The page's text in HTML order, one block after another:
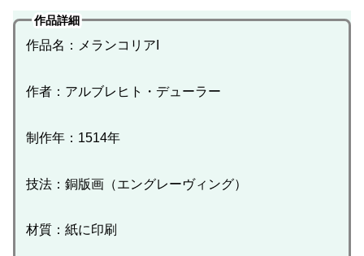
作品詳細
作品名：メランコリアI
作者：アルブレヒト・デューラー
制作年：1514年
技法：銅版画（エングレーヴィング）
材質：紙に印刷